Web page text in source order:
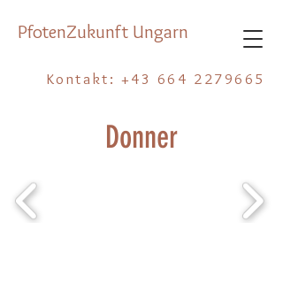
PfotenZukunft Ungarn
Kontakt: +43 664 2279665
Donner